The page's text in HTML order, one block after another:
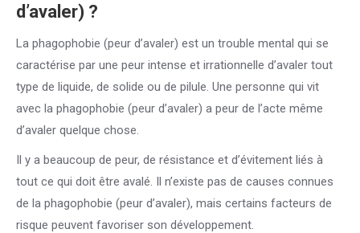
d’avaler) ?
La phagophobie (peur d’avaler) est un trouble mental qui se
caractérise par une peur intense et irrationnelle d’avaler tout
type de liquide, de solide ou de pilule. Une personne qui vit
avec la phagophobie (peur d’avaler) a peur de l’acte même
d’avaler quelque chose.
Il y a beaucoup de peur, de résistance et d’évitement liés à
tout ce qui doit être avalé. Il n’existe pas de causes connues
de la phagophobie (peur d’avaler), mais certains facteurs de
risque peuvent favoriser son développement.